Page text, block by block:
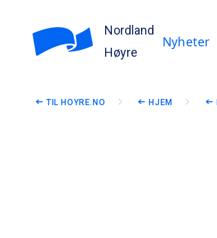
Nordland
Høyre
Nyheter
TIL HOYRE.NO HJEM